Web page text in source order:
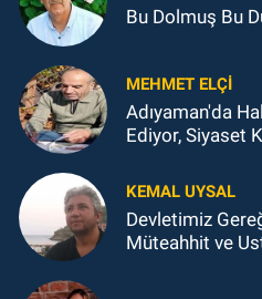
Bu Dolmuş Bu
MEHMET ELÇI
Adıyaman'da
Ediyor, Siyaset
KEMAL UYSAL
Devletimiz Gereğini
Müteahhit ve